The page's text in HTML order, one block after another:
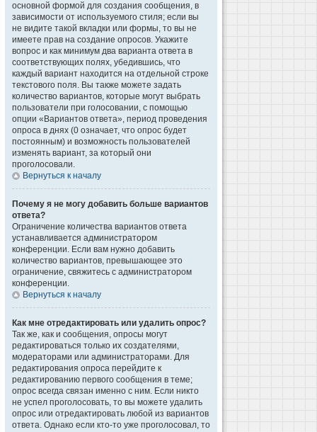
основной формой для создания сообщения, в
зависимости от используемого стиля; если вы
не видите такой вкладки или формы, то вы не
имеете прав на создание опросов. Укажите
вопрос и как минимум два варианта ответа в
соответствующих полях, убедившись, что
каждый вариант находится на отдельной строке
текстового поля. Вы также можете задать
количество вариантов, которые могут выбрать
пользователи при голосовании, с помощью
опции «Вариантов ответа», период проведения
опроса в днях (0 означает, что опрос будет
постоянным) и возможность пользователей
изменять вариант, за который они
проголосовали.
Вернуться к началу
Почему я не могу добавить больше вариантов
ответа?
Ограничение количества вариантов ответа
устанавливается администратором
конференции. Если вам нужно добавить
количество вариантов, превышающее это
ограничение, свяжитесь с администратором
конференции.
Вернуться к началу
Как мне отредактировать или удалить опрос?
Так же, как и сообщения, опросы могут
редактироваться только их создателями,
модераторами или администраторами. Для
редактирования опроса перейдите к
редактированию первого сообщения в теме;
опрос всегда связан именно с ним. Если никто
не успел проголосовать, то вы можете удалить
опрос или отредактировать любой из вариантов
ответа. Однако если кто-то уже проголосовал, то